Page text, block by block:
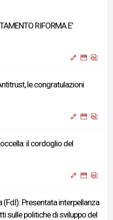
RIFORMA E’
le congratulazioni
il cordoglio del
Presentata interpellanza
sulle politiche di sviluppo del